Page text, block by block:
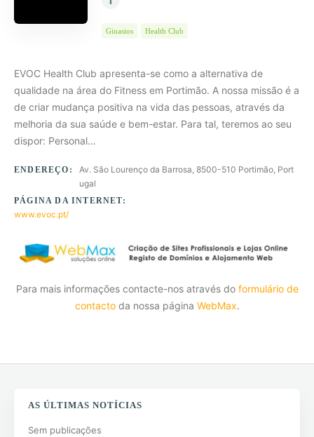
Ginasios Health Club
EVOC Health Club apresenta-se como a alternativa de
qualidade na área do Fitness em Portimão. A nossa missão é a
de criar mudança positiva na vida das pessoas, através da
melhoria da sua saúde e bem-estar. Para tal, teremos ao seu
dispor: Personal…
ENDEREÇO:
Av. São Lourenço da Barrosa, 8500-510 Portimão, Port
ugal
PÁGINA DA INTERNET:
www.evoc.pt/
Para mais informações contacte-nos através do formulário de
contactoda nossa página WebMax.
AS ÚLTIMAS NOTÍCIAS
Sem publicações